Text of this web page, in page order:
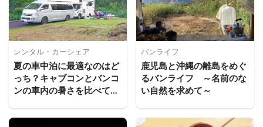
レンタル・カーシェア
夏の車中泊に最適なのはど
っち？キャブコンとバンコ
ンの車内の暑さを比べてみ
バンライフ
鹿児島と沖縄の離島をめぐ
るバンライフ　～名前のな
い自然を求めて～